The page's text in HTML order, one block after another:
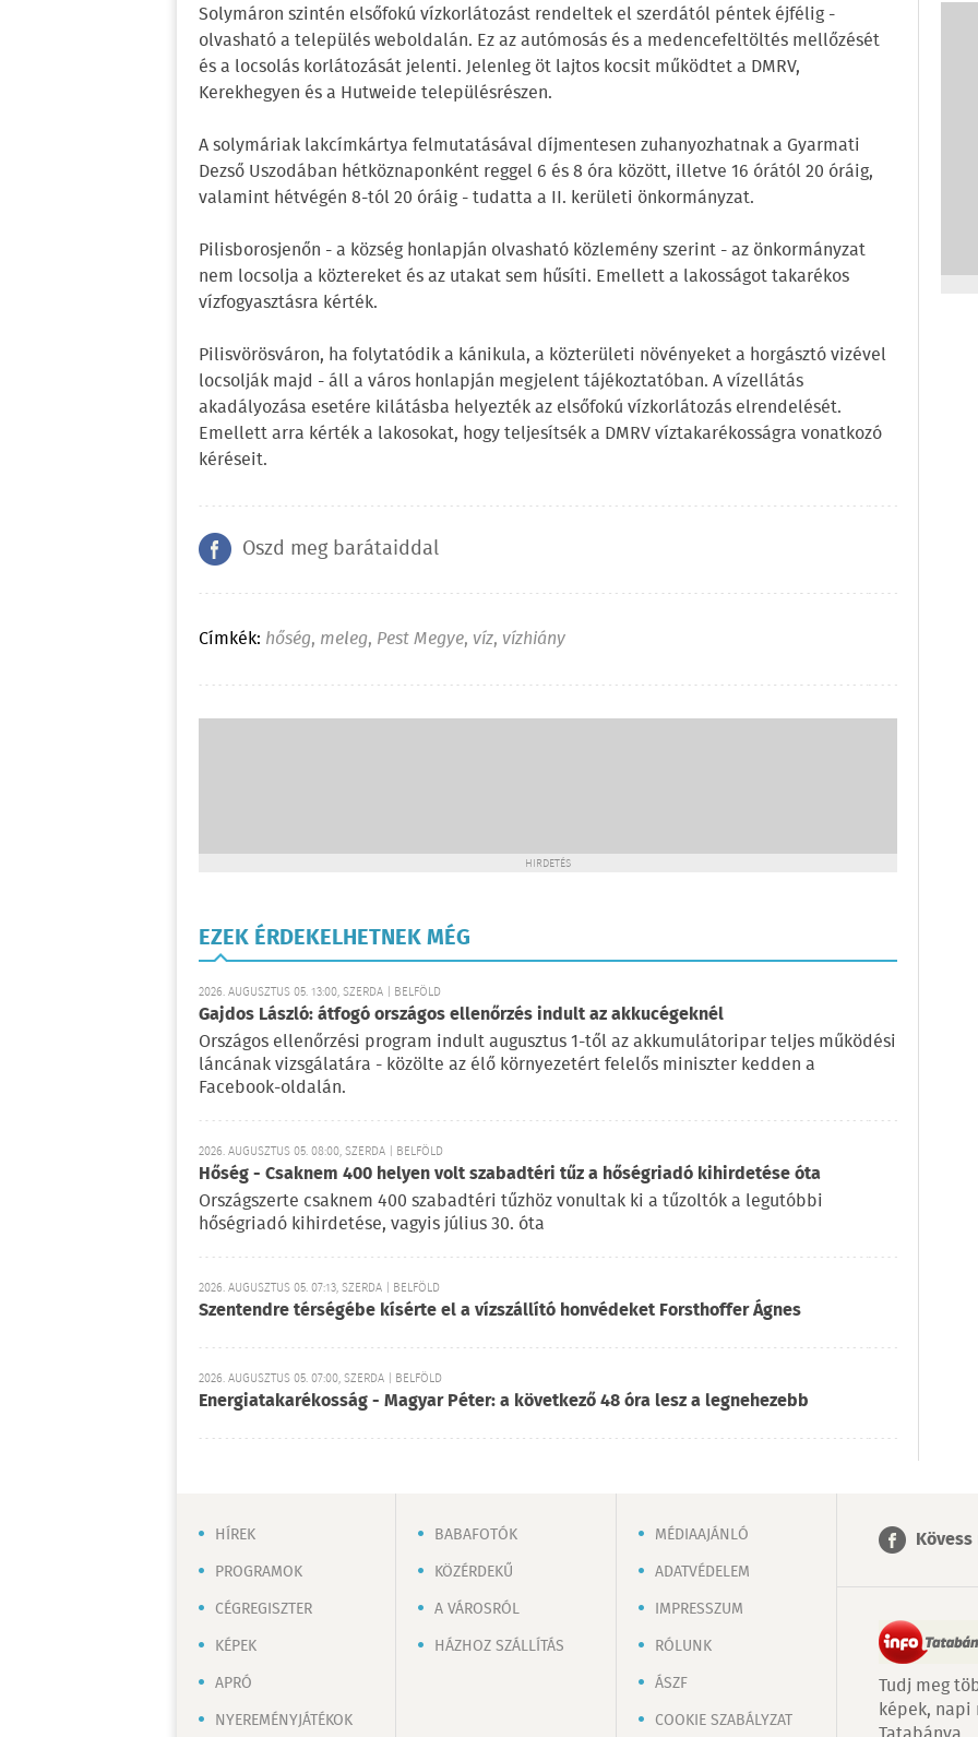
Solymáron szintén elsőfokú vízkorlátozást rendeltek el szerdától péntek éjfélig -
olvasható a település weboldalán. Ez az autómosás és a medencefeltöltés mellőzését
és a locsolás korlátozását jelenti. Jelenleg öt lajtos kocsit működtet a DMRV,
Kerekhegyen és a Hutweide településrészen.
A solymáriak lakcímkártya felmutatásával díjmentesen zuhanyozhatnak a Gyarmati
Dezső Uszodában hétköznaponként reggel 6 és 8 óra között, illetve 16 órától 20 óráig,
valamint hétvégén 8-tól 20 óráig - tudatta a II. kerületi önkormányzat.
Pilisborosjenőn - a község honlapján olvasható közlemény szerint - az önkormányzat
nem locsolja a köztereket és az utakat sem hűsíti. Emellett a lakosságot takarékos
vízfogyasztásra kérték.
Pilisvörösváron, ha folytatódik a kánikula, a közterületi növényeket a horgásztó vizével
locsolják majd - áll a város honlapján megjelent tájékoztatóban. A vízellátás
akadályozása esetére kilátásba helyezték az elsőfokú vízkorlátozás elrendelését.
Emellett arra kérték a lakosokat, hogy teljesítsék a DMRV víztakarékosságra vonatkozó
kéréseit.
Oszd meg barátaiddal
Címkék: hőség, meleg, Pest Megye, víz, vízhiány
HIRDETÉS
EZEK ÉRDEKELHETNEK MÉG
2026. AUGUSZTUS 05. 13:00, SZERDA | BELFÖLD
Gajdos László: átfogó országos ellenőrzés indult az akkucégeknél
Országos ellenőrzési program indult augusztus 1-től az akkumulátoripar teljes működési
láncának vizsgálatára - közölte az élő környezetért felelős miniszter kedden a
Facebook-oldalán.
2026. AUGUSZTUS 05. 08:00, SZERDA | BELFÖLD
Hőség - Csaknem 400 helyen volt szabadtéri tűz a hőségriadó kihirdetése óta
Országszerte csaknem 400 szabadtéri tűzhöz vonultak ki a tűzoltók a legutóbbi
hőségriadó kihirdetése, vagyis július 30. óta
2026. AUGUSZTUS 05. 07:13, SZERDA | BELFÖLD
Szentendre térségébe kísérte el a vízszállító honvédeket Forsthoffer Ágnes
2026. AUGUSZTUS 05. 07:00, SZERDA | BELFÖLD
Energiatakarékosság - Magyar Péter: a következő 48 óra lesz a legnehezebb
HÍREK
PROGRAMOK
CÉGREGISZTER
KÉPEK
APRÓ
NYEREMÉNYJÁTÉKOK
BABAFOTÓK
KÖZÉRDEKŰ
A VÁROSRÓL
HÁZHOZ SZÁLLÍTÁS
MÉDIAAJÁNLÓ
ADATVÉDELEM
IMPRESSZUM
RÓLUNK
ÁSZF
COOKIE SZABÁLYZAT
Tudj meg
képek, napi